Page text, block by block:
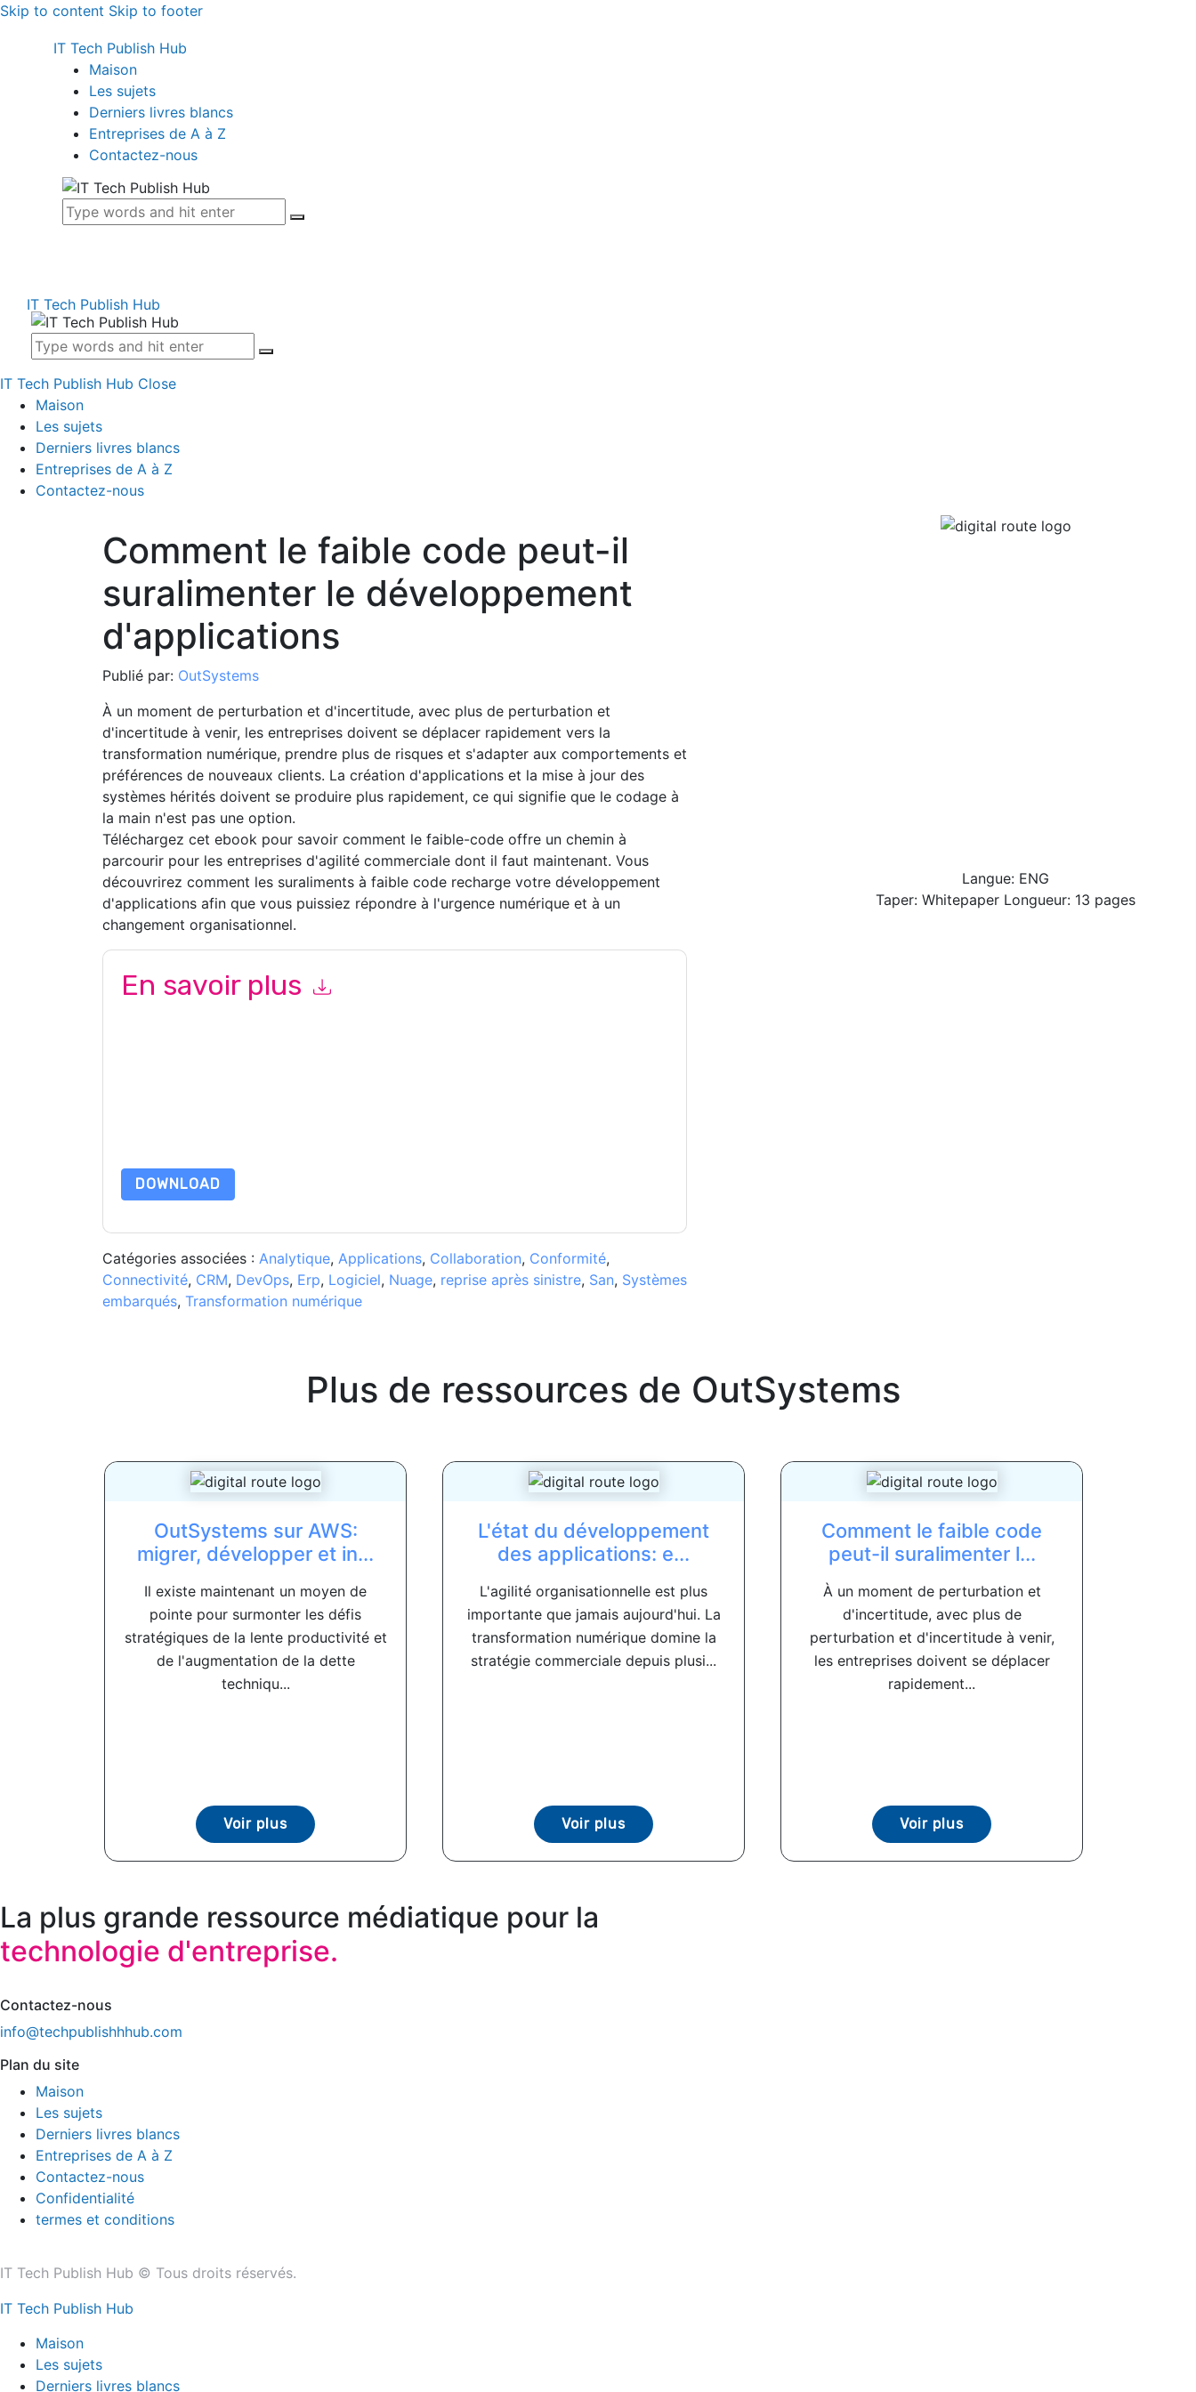
Skip to content Skip to footer
IT Tech Publish Hub
Maison
Les sujets
Derniers livres blancs
Entreprises de A à Z
Contactez-nous
IT Tech Publish Hub
IT Tech Publish Hub Close
Maison
Les sujets
Derniers livres blancs
Entreprises de A à Z
Contactez-nous
Comment le faible code peut-il
suralimenter le développement
d'applications
Publié par: OutSystems
À un moment de perturbation et d'incertitude, avec plus de perturbation et
d'incertitude à venir, les entreprises doivent se déplacer rapidement vers la
transformation numérique, prendre plus de risques et s'adapter aux comportements et
préférences de nouveaux clients. La création d'applications et la mise à jour des
systèmes hérités doivent se produire plus rapidement, ce qui signifie que le codage à
la main n'est pas une option.
Téléchargez cet ebook pour savoir comment le faible-code offre un chemin à
parcourir pour les entreprises d'agilité commerciale dont il faut maintenant. Vous
découvrirez comment les suraliments à faible code recharge votre développement
d'applications afin que vous puissiez répondre à l'urgence numérique et à un
changement organisationnel.
En savoir plus
DOWNLOAD
Catégories associées : Analytique, Applications, Collaboration, Conformité,
Connectivité, CRM, DevOps, Erp, Logiciel, Nuage, reprise après sinistre, San, Systèmes
embarqués, Transformation numérique
Langue: ENG
Taper: Whitepaper Longueur: 13 pages
Plus de ressources de OutSystems
OutSystems sur AWS:
migrer, développer et in...
Il existe maintenant un moyen de
pointe pour surmonter les défis
stratégiques de la lente productivité et
de l'augmentation de la dette
techniqu...
Voir plus
L'état du développement
des applications: e...
L'agilité organisationnelle est plus
importante que jamais aujourd'hui. La
transformation numérique domine la
stratégie commerciale depuis plusi...
Voir plus
Comment le faible code
peut-il suralimenter l...
À un moment de perturbation et
d'incertitude, avec plus de
perturbation et d'incertitude à venir,
les entreprises doivent se déplacer
rapidement...
Voir plus
La plus grande ressource médiatique pour la
technologie d'entreprise.
Contactez-nous
info@techpublishhhub.com
Plan du site
Maison
Les sujets
Derniers livres blancs
Entreprises de A à Z
Contactez-nous
Confidentialité
termes et conditions
IT Tech Publish Hub © Tous droits réservés.
IT Tech Publish Hub
Maison
Les sujets
Derniers livres blancs